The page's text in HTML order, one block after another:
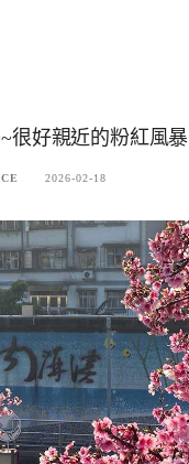
很好親近的粉紅風暴
2026-02-18